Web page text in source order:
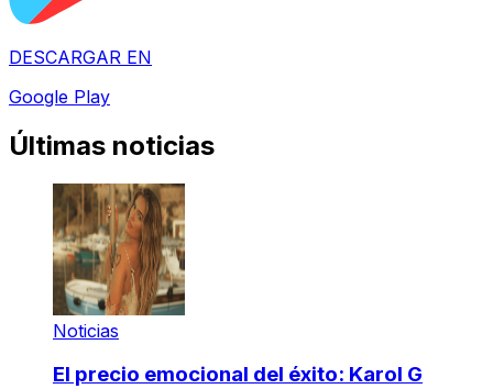
DESCARGAR EN
Google Play
Últimas noticias
Noticias
El precio emocional del éxito: Karol G